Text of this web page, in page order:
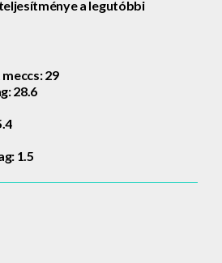
a legutóbbi
29
28.6
1.5